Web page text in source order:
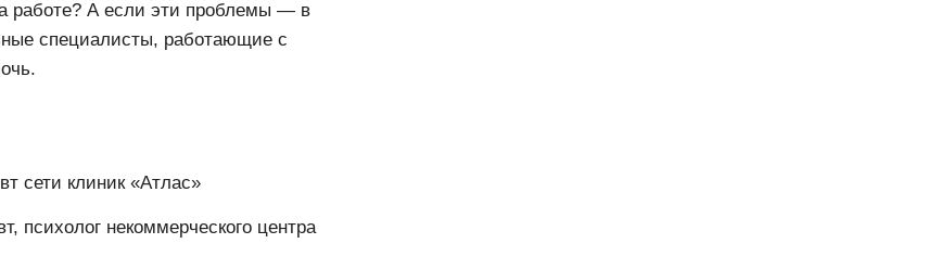
работе? А если эти проблемы — в
специалисты, работающие с
сети клиник «Атлас»
психолог некоммерческого центра